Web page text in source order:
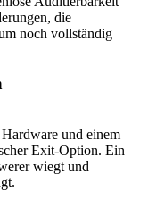
die
noch vollständig
und einem
Exit-Option. Ein
wiegt und